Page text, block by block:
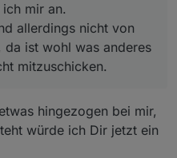
mir an.
allerdings nicht von
ist wohl was anderes
mitzuschicken.
hingezogen bei mir,
würde ich Dir jetzt ein